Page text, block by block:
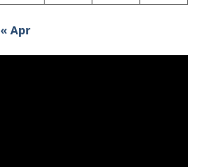
« Apr